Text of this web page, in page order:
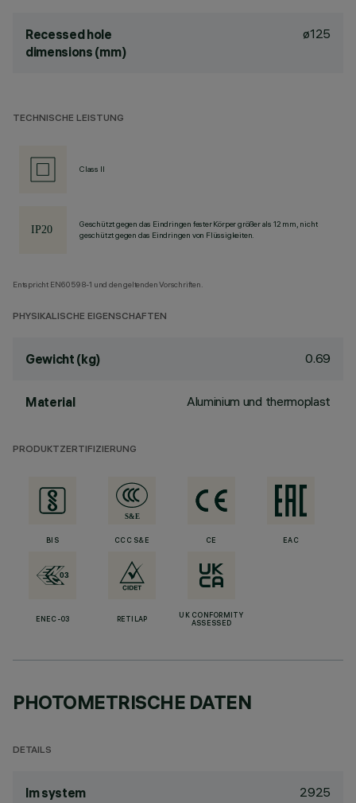
Recessed hole
dimensions (mm)
ø125
TECHNISCHE LEISTUNG
Class II
Geschützt gegen das Eindringen fester Körper größer als 12 mm, nicht
geschützt gegen das Eindringen von Flüssigkeiten.
Entspricht EN60598-1 und den geltenden Vorschriften.
PHYSIKALISCHE EIGENSCHAFTEN
Gewicht (kg) 0.69
Material Aluminium und thermoplast
PRODUKTZERTIFIZIERUNG
BIS CCC S&E CE EAC
ENEC-03 RETILAP
UK CONFORMITY
ASSESSED
PHOTOMETRISCHE DATEN
DETAILS
lm system 2925